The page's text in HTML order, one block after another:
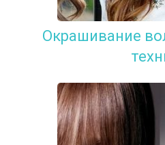
Окрашивание